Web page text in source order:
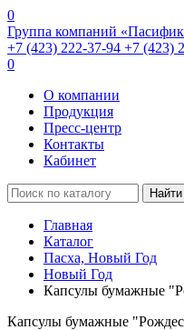
0
Группа компаний
+7 (423) 222-37-94 +7 (423)
0
О компании
Продукция
Пресс-центр
Контакты
Кабинет
Найти
Главная
Каталог
Пасха, Новый Год
Новый Год
Капсулы бумажные
Капсулы бумажные